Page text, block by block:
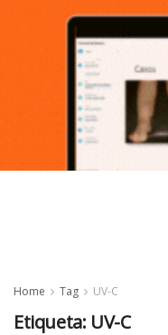
Home Tag UV-C
Etiqueta: UV-C